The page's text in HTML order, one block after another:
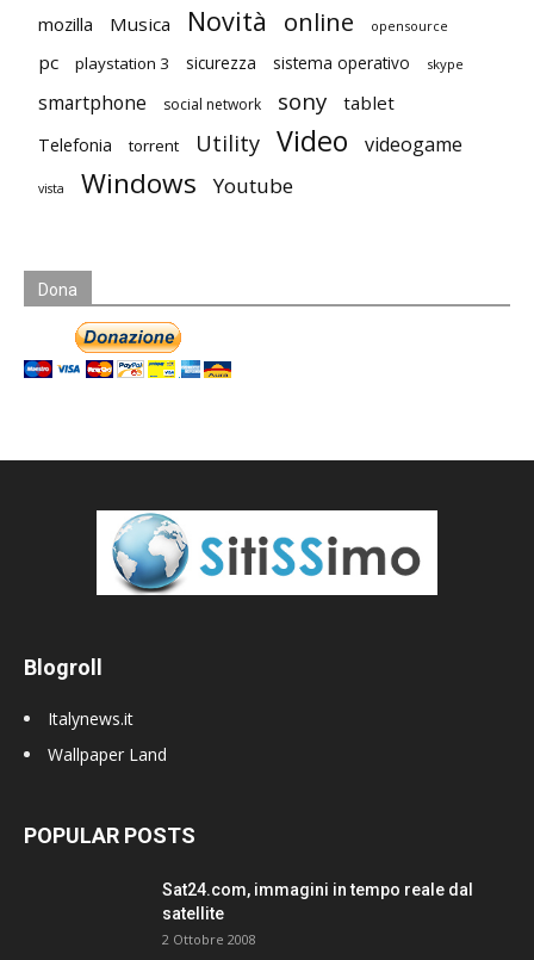
mozilla Musica Novità online opensource
pc playstation 3 sicurezza sistema operativo skype
smartphone social network sony tablet
Telefonia torrent Utility Video videogame
vista Windows Youtube
Dona
Blogroll
Italynews.it
Wallpaper Land
POPULAR POSTS
Sat24.com, immagini in tempo reale dal
satellite
2 Ottobre 2008